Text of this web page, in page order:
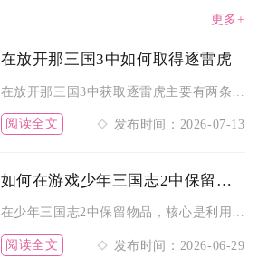
更多+
在放开那三国3中如何取得逐雷虎
阅读全文 发布时间：2026-07-13
如何在游戏少年三国志2中保留物品
在少年三国志2中保留物品，核心是利用锁定保护、背包分类管理、...
阅读全文 发布时间：2026-06-29